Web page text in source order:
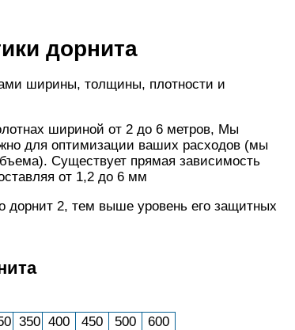
дорнита
ширины, толщины, плотности и
шириной от 2 до 6 метров, Мы
для оптимизации ваших расходов (мы
Существует прямая зависимость
от 1,2 до 6 мм
дорнит 2, тем выше уровень его защитных
350 400 450 500
600